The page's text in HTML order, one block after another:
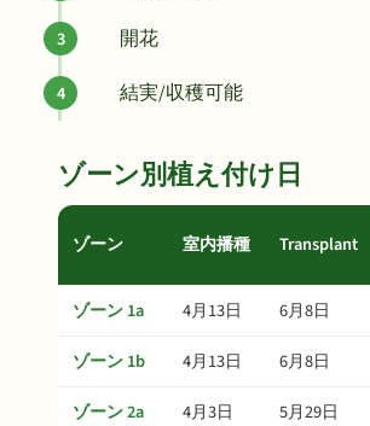
開花
結実/収穫可能
ゾーン別植え付け日
ゾーン 室内播種 Transplant
ゾーン 1a 4月13日 6月8日
ゾーン 1b
4月13日 6月8日
ゾーン 2a
4月3日 5月29日